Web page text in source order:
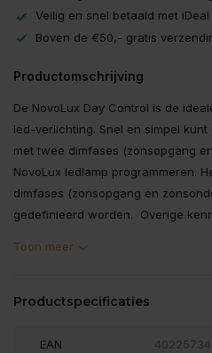
Veilig en snel betaald met iDeal
Boven de €50,- gratis
Productomschrijving
De NovoLux Day Control is de
led-verlichting. Snel en simpel
met twee dimfases (zonsopgang
NovoLux ledlamp programmeren.
dimfases (zonsopgang en
gedefinieerd worden. Overige
Toon meer
Productspecificaties
EAN